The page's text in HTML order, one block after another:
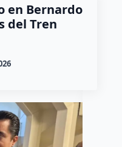
en Bernardo
del Tren